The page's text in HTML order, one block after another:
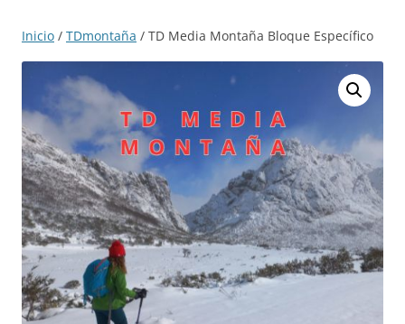
Inicio / TDmontaña / TD Media Montaña Bloque Específico